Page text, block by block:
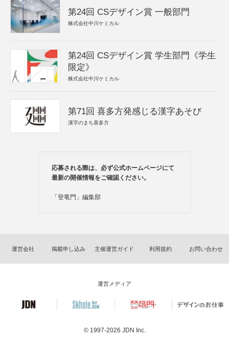
第24回 CSデザイン賞 一般部門
株式会社中川ケミカル
第24回 CSデザイン賞 学生部門《学生
限定》
株式会社中川ケミカル
第71回 喜多方発感じる漢字あそび
漢字のまち喜多方
応募される際は、必ず公式ホームページにて
最新の開催情報をご確認ください。
「登竜門」編集部
運営会社 掲載申し込み 主催運営ガイド 利用規約 お問い合わせ
運営メディア
© 1997-2026 JDN Inc.